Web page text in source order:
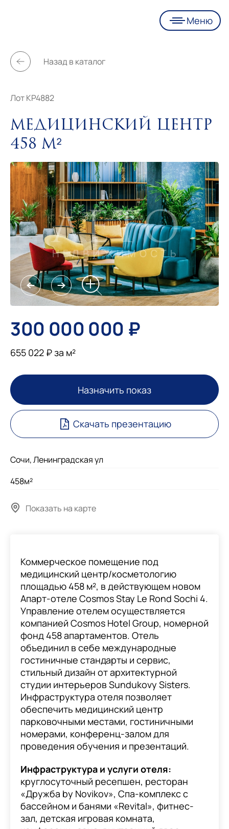
Меню
Назад в каталог
Лот KP4882
Медицинский центр
458 м²
300 000 000 ₽
655 022 ₽ за м²
Назначить показ
Скачать презентацию
Сочи, Ленинградская ул
458м²
Показать на карте
Коммерческое помещение под
медицинский центр/косметологию
площадью 458 м², в действующем новом
Апарт-отеле Cosmos Stay Le Rond Sochi 4.
Управление отелем осуществляется
компанией Cosmos Hotel Group, номерной
фонд 458 апартаментов. Отель
объединил в себе международные
гостиничные стандарты и сервис,
стильный дизайн от архитектурной
студии интерьеров Sundukovy Sisters.
Инфраструктура отеля позволяет
обеспечить медицинский центр
парковочными местами, гостиничными
номерами, конференц-залом для
проведения обучения и презентаций.
Инфраструктура и услуги отеля:
круглосуточный ресепшен, ресторан
«Дружба by Novikov», Спа-комплекс с
бассейном и банями «Revital», фитнес-
зал, детская игровая комната,